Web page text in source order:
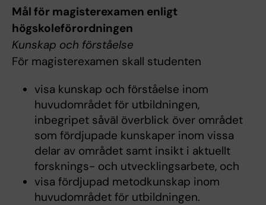
Mål för magisterexamen enligt
högskoleförordningen
Kunskap och förståelse
För magisterexamen skall studenten
visa kunskap och förståelse inom
huvudområdet för utbildningen,
inbegripet såväl överblick över området
som fördjupade kunskaper inom vissa
delar av området samt insikt i aktuellt
forsknings- och utvecklingsarbete, och
visa fördjupad metodkunskap inom
huvudområdet för utbildningen.